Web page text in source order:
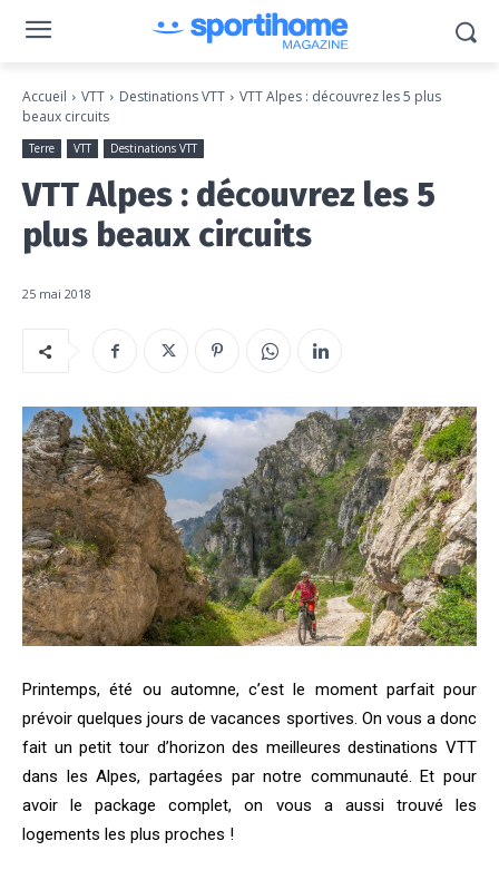
Accueil VTT Destinations VTT
VTT Alpes : découvrez les 5 plus
beaux circuits
Terre VTT Destinations VTT
VTT Alpes : découvrez les 5
plus beaux circuits
25 mai 2018
Printemps, été ou automne, c’est le moment parfait pour
prévoir quelques jours de vacances sportives. On vous a donc
fait un petit tour d’horizon des meilleures destinations VTT
dans les Alpes, partagées par notre communauté. Et pour
avoir le package complet, on vous a aussi trouvé les
logements les plus proches !